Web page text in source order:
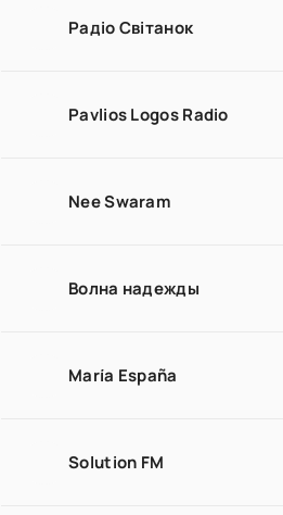
Радіо Світанок
Pavlios Logos Radio
Nee Swaram
Волна надежды
María España
Solution FM